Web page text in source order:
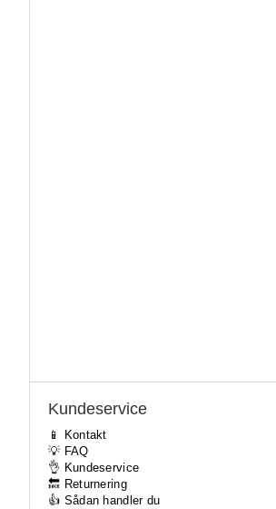
Kundeservice
📱 Kontakt
💡 FAQ
👌 Kundeservice
🔙 Returnering
👍 Sådan handler du